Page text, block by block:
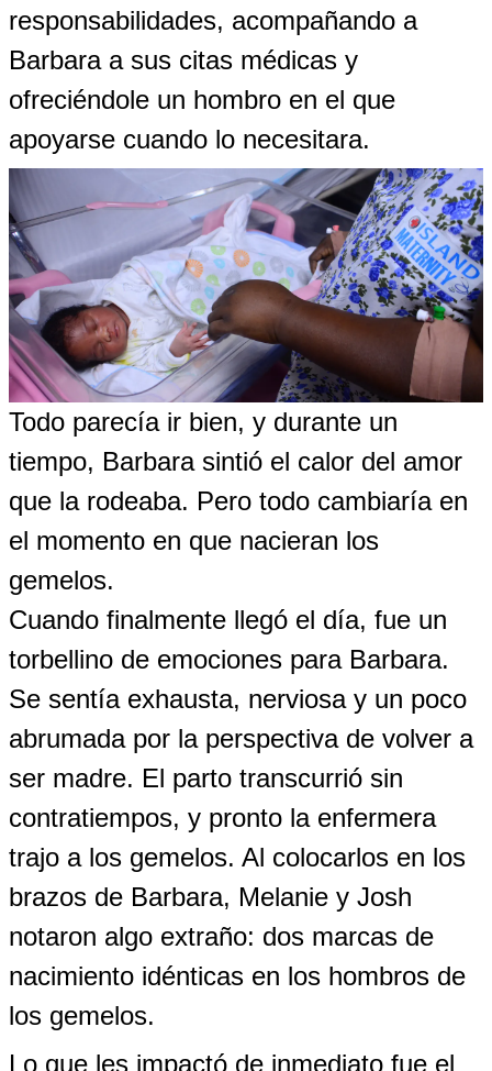
responsabilidades, acompañando a
Barbara a sus citas médicas y
ofreciéndole un hombro en el que
apoyarse cuando lo necesitara.
Todo parecía ir bien, y durante un
tiempo, Barbara sintió el calor del amor
que la rodeaba. Pero todo cambiaría en
el momento en que nacieran los
gemelos.
Cuando finalmente llegó el día, fue un
torbellino de emociones para Barbara.
Se sentía exhausta, nerviosa y un poco
abrumada por la perspectiva de volver a
ser madre. El parto transcurrió sin
contratiempos, y pronto la enfermera
trajo a los gemelos. Al colocarlos en los
brazos de Barbara, Melanie y Josh
notaron algo extraño: dos marcas de
nacimiento idénticas en los hombros de
los gemelos.
Lo que les impactó de inmediato fue el